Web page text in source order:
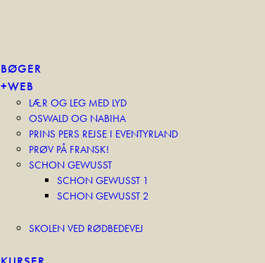
BØGER
+WEB
LÆR OG LEG MED LYD
OSWALD OG NABIHA
PRINS PERS REJSE I EVENTYRLAND
PRØV PÅ FRANSK!
SCHON GEWUSST
SCHON GEWUSST 1
SCHON GEWUSST 2
SKOLEN VED RØDBEDEVEJ